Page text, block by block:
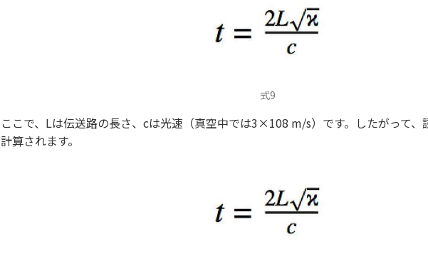
式9
ここで、Lは伝送路の長さ、cは光速（真空中では3×108 m/s）です。したがって、
計算されます。